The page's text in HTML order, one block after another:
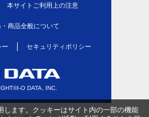
本サイトご利用上の注意
商品全般について
ー セキュリティポリシー
O DATA, INC.
します。クッキーはサイト内の一部の機能